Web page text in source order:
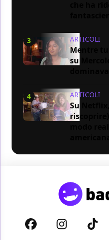
3 ARTICOLI
Mentre
su
4 ARTICOLI
Su